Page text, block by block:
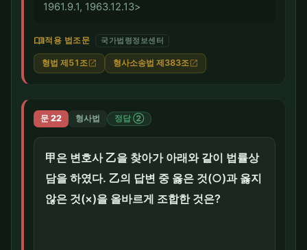
1961.9.1, 1963.12.13>
menu_book적용 법조문 국가법령정보센터
형법 제51조 open_in_new 형사소송법 제383조 open_in_new
문 22 형사법 정답 ②
甲은 변호사 乙을 찾아가 아래와 같이 법률상
담을 하였다. 乙의 답변 중 옳은 것(○)과 옳지
않은 것(×)을 올바르게 조합한 것은?